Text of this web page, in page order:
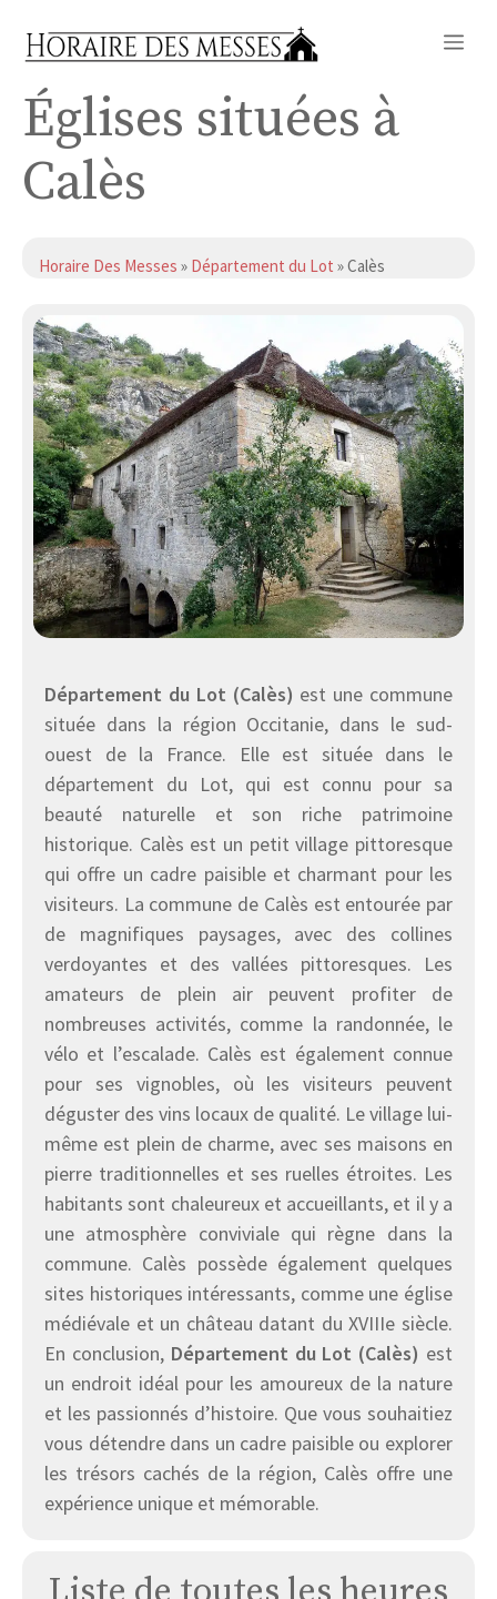
Églises situées à
Calès
Horaire Des Messes » Département du Lot » Calès
Département du Lot (Calès) est une commune
située dans la région Occitanie, dans le sud-
ouest de la France. Elle est située dans le
département du Lot, qui est connu pour sa
beauté naturelle et son riche patrimoine
historique. Calès est un petit village pittoresque
qui offre un cadre paisible et charmant pour les
visiteurs. La commune de Calès est entourée par
de magnifiques paysages, avec des collines
verdoyantes et des vallées pittoresques. Les
amateurs de plein air peuvent profiter de
nombreuses activités, comme la randonnée, le
vélo et l’escalade. Calès est également connue
pour ses vignobles, où les visiteurs peuvent
déguster des vins locaux de qualité. Le village lui-
même est plein de charme, avec ses maisons en
pierre traditionnelles et ses ruelles étroites. Les
habitants sont chaleureux et accueillants, et il y a
une atmosphère conviviale qui règne dans la
commune. Calès possède également quelques
sites historiques intéressants, comme une église
médiévale et un château datant du XVIIIe siècle.
En conclusion, Département du Lot (Calès) est
un endroit idéal pour les amoureux de la nature
et les passionnés d’histoire. Que vous souhaitiez
vous détendre dans un cadre paisible ou explorer
les trésors cachés de la région, Calès offre une
expérience unique et mémorable.